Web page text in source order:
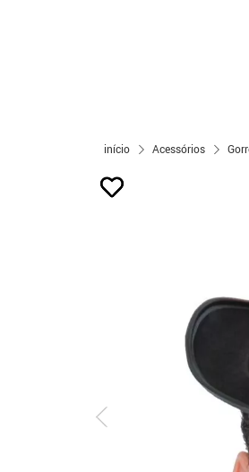
início Acessórios